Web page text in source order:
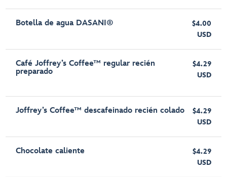
Botella de agua DASANI®
$4.00
USD
Café Joffrey’s Coffee™ regular recién
preparado
$4.29
USD
Joffrey’s Coffee™ descafeinado recién colado
$4.29
USD
Chocolate caliente
$4.29
USD